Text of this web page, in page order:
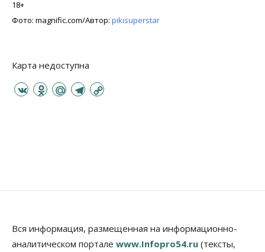
18+
Фото: magnific.com/Автор: pikisuperstar
Карта недоступна
V
O
i
k
M
T
Вся информация, размещенная на информационно-
аналитическом портале www.Infopro54.ru (тексты,